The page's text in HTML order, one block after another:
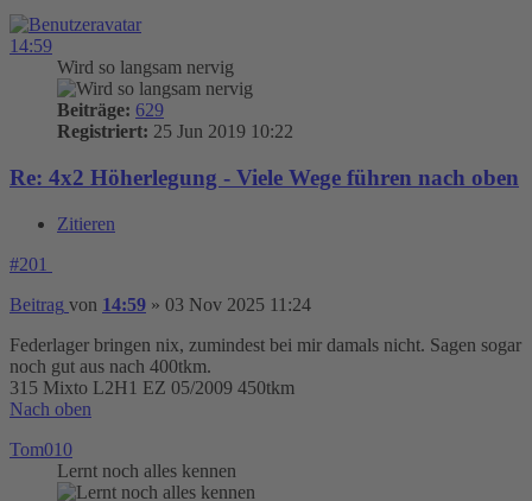
14:59
Wird so langsam nervig
Beiträge: 629
Registriert: 25 Jun 2019 10:22
Re: 4x2 Höherlegung - Viele Wege führen nach oben
Zitieren
#201
Beitrag von 14:59 » 03 Nov 2025 11:24
Federlager bringen nix, zumindest bei mir damals nicht. Sagen sogar
noch gut aus nach 400tkm.
315 Mixto L2H1 EZ 05/2009 450tkm
Nach oben
Tom010
Lernt noch alles kennen